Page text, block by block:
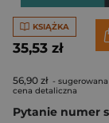
KSIĄŻKA
35,53 zł
56,90 zł - sugerowana
cena detaliczna